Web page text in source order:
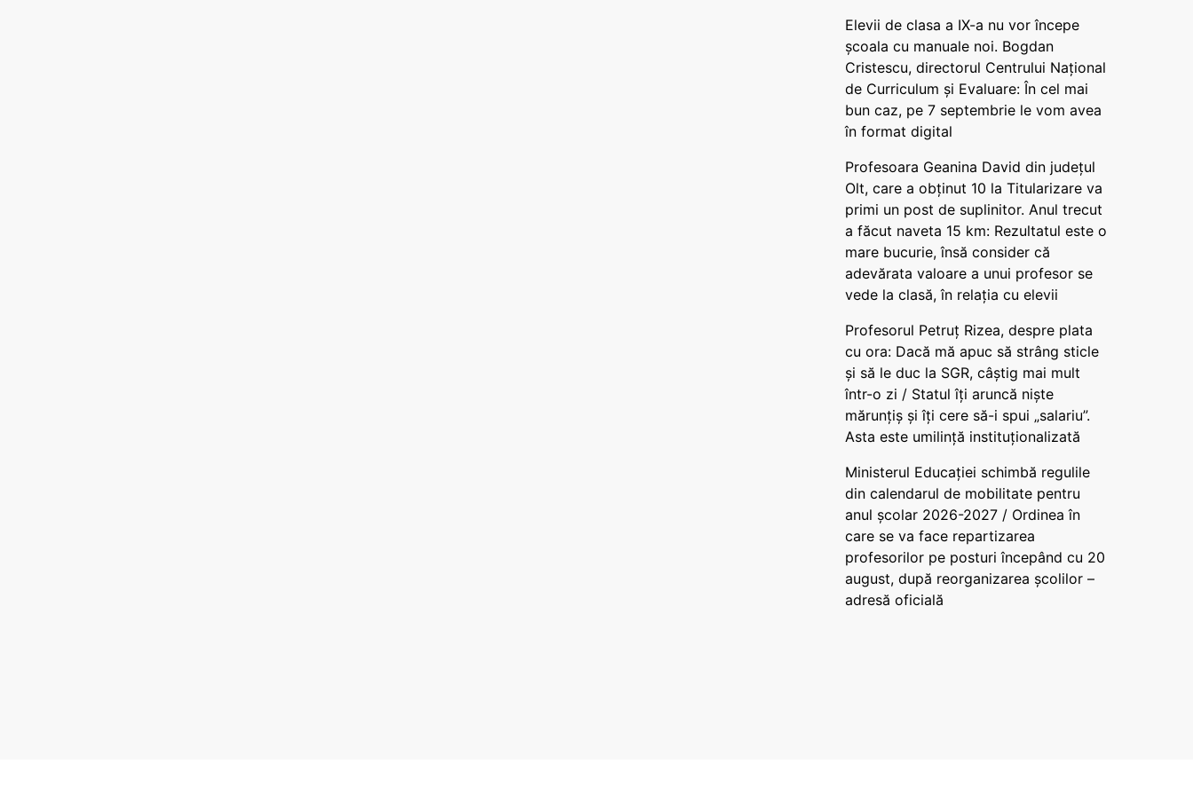
Elevii de clasa a IX-a nu vor începe
școala cu manuale noi. Bogdan
Cristescu, directorul Centrului Național
de Curriculum și Evaluare: În cel mai
bun caz, pe 7 septembrie le vom avea
în format digital
Profesoara Geanina David din județul
Olt, care a obținut 10 la Titularizare va
primi un post de suplinitor. Anul trecut
a făcut naveta 15 km: Rezultatul este o
mare bucurie, însă consider că
adevărata valoare a unui profesor se
vede la clasă, în relația cu elevii
Profesorul Petruț Rizea, despre plata
cu ora: Dacă mă apuc să strâng sticle
și să le duc la SGR, câștig mai mult
într-o zi / Statul îți aruncă niște
mărunțiș și îți cere să-i spui „salariu”.
Asta este umilință instituționalizată
Ministerul Educației schimbă regulile
din calendarul de mobilitate pentru
anul școlar 2026-2027 / Ordinea în
care se va face repartizarea
profesorilor pe posturi începând cu 20
august, după reorganizarea școlilor –
adresă oficială